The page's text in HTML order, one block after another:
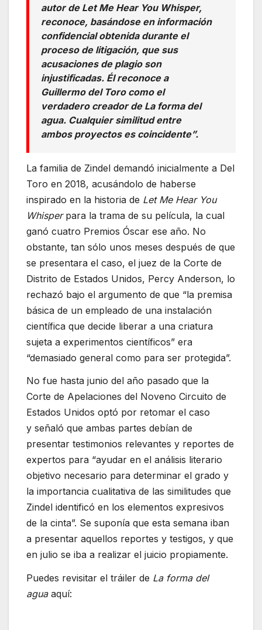
autor de Let Me Hear You Whisper,
reconoce, basándose en información
confidencial obtenida durante el
proceso de litigación, que sus
acusaciones de plagio son
injustificadas. Él reconoce a
Guillermo del Toro como el
verdadero creador de La forma del
agua. Cualquier similitud entre
ambos proyectos es coincidente”.
La familia de Zindel demandó inicialmente a Del
Toro en 2018, acusándolo de haberse
inspirado en la historia de Let Me Hear You
Whisperpara la trama de su película, la cual
ganó cuatro Premios Óscar ese año. No
obstante, tan sólo unos meses después de que
se presentara el caso, el juez de la Corte de
Distrito de Estados Unidos, Percy Anderson, lo
rechazó bajo el argumento de que “la premisa
básica de un empleado de una instalación
científica que decide liberar a una criatura
sujeta a experimentos científicos” era
“demasiado general como para ser protegida”.
No fue hasta junio del año pasado que la
Corte de Apelaciones del Noveno Circuito de
Estados Unidos optó por retomar el caso
y señaló que ambas partes debían de
presentar testimonios relevantes y reportes de
expertos para “ayudar en el análisis literario
objetivo necesario para determinar el grado y
la importancia cualitativa de las similitudes que
Zindel identificó en los elementos expresivos
de la cinta”. Se suponía que esta semana iban
a presentar aquellos reportes y testigos, y que
en julio se iba a realizar el juicio propiamente.
Puedes revisitar el tráiler de La forma del
aguaaquí: